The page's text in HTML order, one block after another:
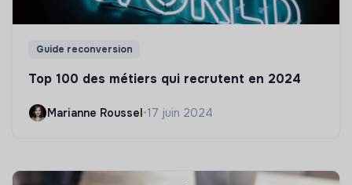
Guide reconversion
Top 100 des métiers qui recrutent en 2024
Marianne Roussel•17 juin 2024